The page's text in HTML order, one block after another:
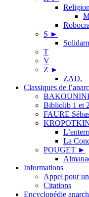
Religion
S ►
T
V
Z ►
ZAD,
Classiques de
Bibliolib 1 et 2
FAURE
La
POUGET ►
Informations
Appel pour
Citations
Encyclopédie